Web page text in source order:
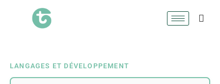
LANGAGES ET DÉVELOPPEMENT